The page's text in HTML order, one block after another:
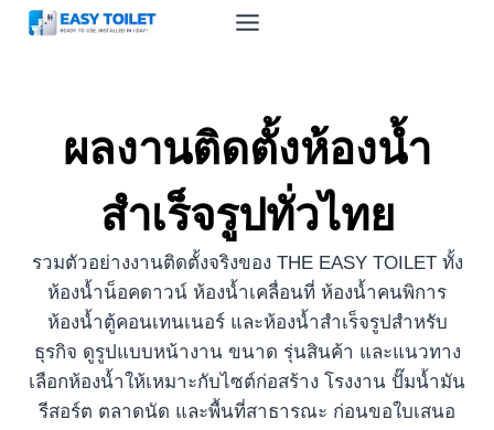
Skip
ผลงานติดตั้งห้องน้ำ
สำเร็จรูปทั่วไทย
รวมตัวอย่างงานติดตั้งจริงของ THE EASY TOILET ทั้ง
ห้องน้ำน็อคดาวน์ ห้องน้ำเคลื่อนที่ ห้องน้ำคนพิการ
ห้องน้ำตู้คอนเทนเนอร์ และห้องน้ำสำเร็จรูปสำหรับ
ธุรกิจ ดูรูปแบบหน้างาน ขนาด รุ่นสินค้า และแนวทาง
เลือกห้องน้ำให้เหมาะกับไซต์ก่อสร้าง โรงงาน ปั๊มน้ำมัน
รีสอร์ต ตลาดนัด และพื้นที่สาธารณะ ก่อนขอใบเสนอ